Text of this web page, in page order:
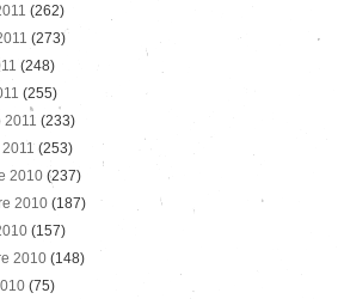
(262)
(273)
(248)
(255)
2011 (233)
(253)
2010 (237)
2010 (187)
(157)
2010 (148)
(75)